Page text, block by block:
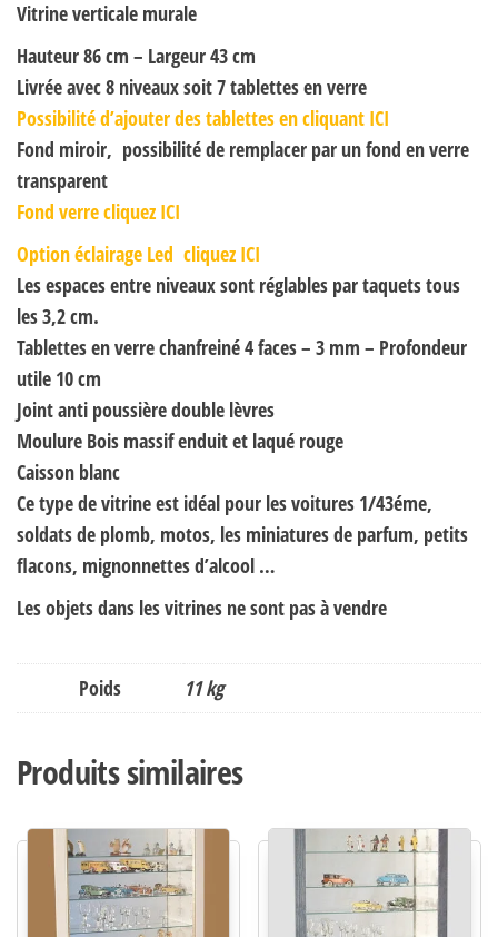
Vitrine verticale murale
Hauteur 86 cm – Largeur 43 cm
Livrée avec 8 niveaux soit 7 tablettes en verre
Possibilité d’ajouter des tablettes en cliquant ICI
Fond miroir, possibilité de remplacer par un fond en verre
transparent
Fond verre cliquez ICI
Option éclairage Led cliquez ICI
Les espaces entre niveaux sont réglables par taquets tous
les 3,2 cm.
Tablettes en verre chanfreiné 4 faces – 3 mm – Profondeur
utile 10 cm
Joint anti poussière double lèvres
Moulure Bois massif enduit et laqué rouge
Caisson blanc
Ce type de vitrine est idéal pour les voitures 1/43éme,
soldats de plomb, motos, les miniatures de parfum, petits
flacons, mignonnettes d’alcool …
Les objets dans les vitrines ne sont pas à vendre
Poids 11 kg
Produits similaires